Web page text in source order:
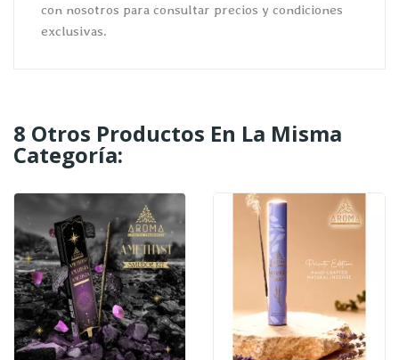
con nosotros para consultar precios y condiciones
exclusivas.
8 Otros Productos En La Misma
Categoría: